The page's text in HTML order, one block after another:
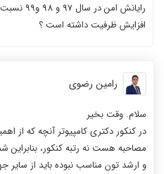
رایانش
افزایش ظرفیت داشته است ؟
رامین رضوی
سلام. وقت بخیر
در کنکور دکتری کامپیوتر آنچه که از
مصاحبه هست نه رتبه کنکور، بنابراین
و ارشد تون مناسب نبوده باید از